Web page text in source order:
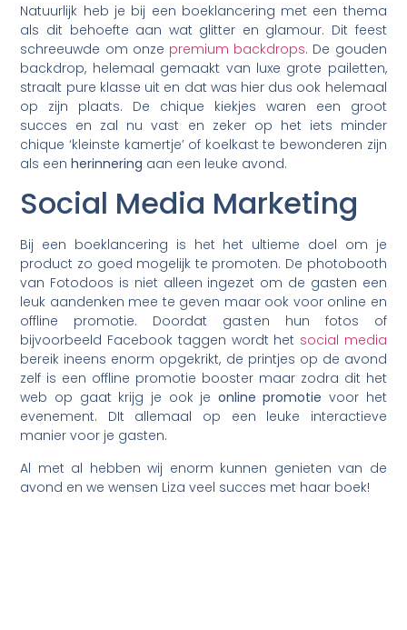
Natuurlijk heb je bij een boeklancering met een thema
als dit behoefte aan wat glitter en glamour. Dit feest
schreeuwde om onze premium backdrops. De gouden
backdrop, helemaal gemaakt van luxe grote pailetten,
straalt pure klasse uit en dat was hier dus ook helemaal
op zijn plaats. De chique kiekjes waren een groot
succes en zal nu vast en zeker op het iets minder
chique ‘kleinste kamertje’ of koelkast te bewonderen zijn
als eenherinnering aan een leuke avond.
Social Media Marketing
Bij een boeklancering is het het ultieme doel om je
product zo goed mogelijk te promoten. De photobooth
van Fotodoos is niet alleen ingezet om de gasten een
leuk aandenken mee te geven maar ook voor online en
offline promotie. Doordat gasten hun fotos of
bijvoorbeeld Facebook taggen wordt het social media
bereik ineens enorm opgekrikt, de printjes op de avond
zelf is een offline promotie booster maar zodra dit het
web op gaat krijg je ook je online promotie voor het
evenement. DIt allemaal op een leuke interactieve
manier voor je gasten.
Al met al hebben wij enorm kunnen genieten van de
avond en we wensen Liza veel succes met haar boek!